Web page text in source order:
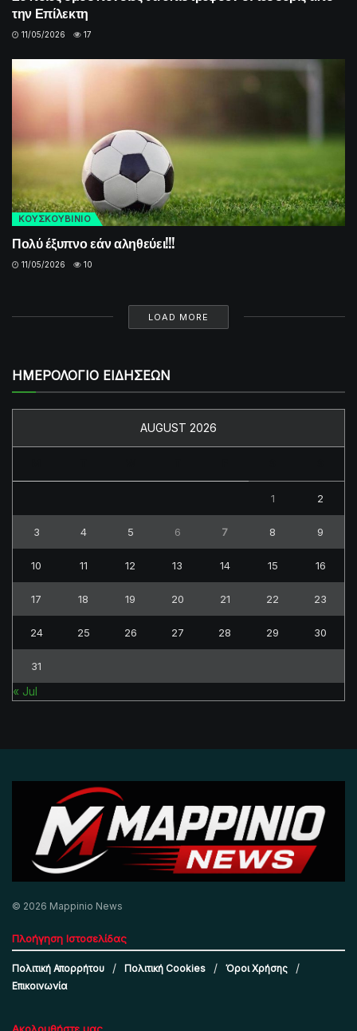
την Επίλεκτη
11/05/2026 17
ΚΟΥΣΚΟΥΒΙΝΙΟ
Πολύ έξυπνο εάν αληθεύει!!!
11/05/2026 10
LOAD MORE
ΗΜΕΡΟΛΟΓΙΟ ΕΙΔΗΣΕΩΝ
AUGUST 2026
1 2
3 4 5 6 7 8 9
10 11 12 13 14 15 16
17 18 19 20 21 22 23
24 25 26 27 28 29 30
31
« Jul
© 2026 Mappinio News
Πλοήγηση Ιστοσελίδας
Πολιτική Απορρήτου Πολιτική Cookies
Όροι Χρήσης
Επικοινωνία